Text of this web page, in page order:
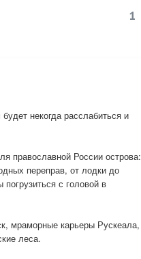
1
некогда расслабиться и
православной России острова:
переправ, от лодки до
с головой в
мраморные карьеры Рускеала,
леса.